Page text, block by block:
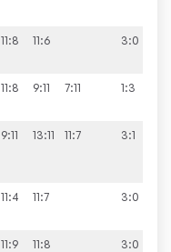
11:8 11:6 3:0
11:8 9:11 7:11 1:3
9:11 13:11 11:7 3:1
11:4 11:7 3:0
11:9 11:8 3:0